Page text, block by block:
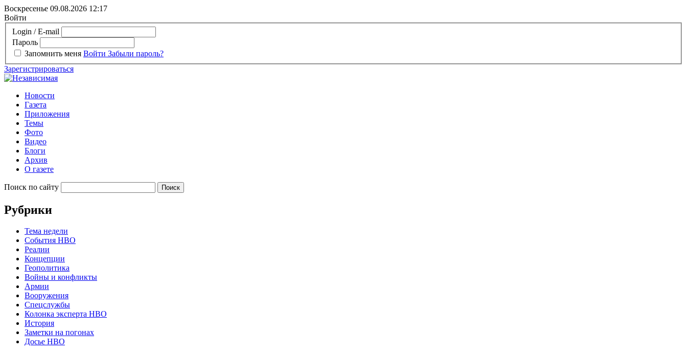
Воскресенье 09.08.2026 12:17
Войти
Login / E-mail
Пароль
Запомнить меня Войти Забыли пароль?
Зарегистрироваться
Новости
Газета
Приложения
Темы
Фото
Видео
Блоги
Архив
О газете
Поиск по сайту
Рубрики
Тема недели
События НВО
Реалии
Концепции
Геополитика
Войны и конфликты
Армии
Вооружения
Спецслужбы
Колонка эксперта НВО
История
Заметки на погонах
Досье НВО